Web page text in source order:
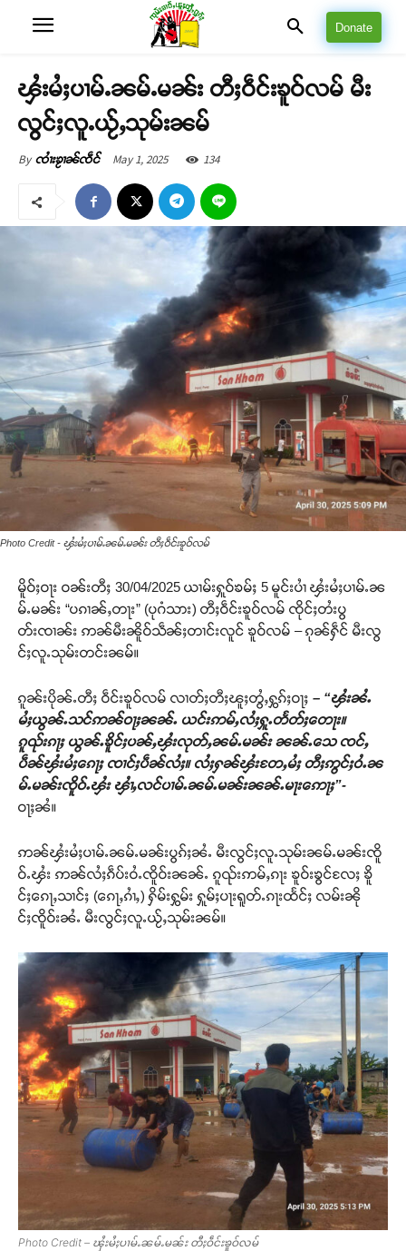
Donate
ၾႆးမႆႈပၢမ်ႉၼမ်ႉမၼ်း တီႈဝဵင်းၶူဝ်လမ် မီး
လွင်ႈလူႉယႂ်ႇသုမ်းၼမ်
By ၸၢႆးၶႂၢၼ်ၸဵင် May 1, 2025 134
Photo Credit - ၾႆးမႆႈပၢမ်ႉၼမ်ႉမၼ်း တီႈဝဵင်းၶူဝ်လမ်
မိူဝ်ႈဝႃး ဝၼ်းတီႈ 30/04/2025 ယၢမ်းႁူဝ်ၶမ်ႈ 5 မူင်းပၢႆ ၾႆးမႆႈပၢမ်ႉၼ
မ်ႉမၼ်း “ပၵၢၼ်ႇတႃး” (ပုဂံသား) တီႈဝဵင်းၶူဝ်လမ် ၸိုင်ႈတႆးပွ
တ်းၸၢၼ်း ဢၼ်မီးၼိူဝ်သဵၼ်ႈတၢင်းလူင် ၶူဝ်လမ် – ၵုၼ်ႁဵင် မီးလွ
င်ႈလူႉသုမ်းတင်းၼမ်။
ၵူၼ်းပိုၼ်ႉတီႈ ဝဵင်းၶူဝ်လမ် လၢတ်ႈတီႈၽူႈတွႆႇႁွၵ်ႈဝႃႈ – “ၾႆးၼႆႉ
မႆႈယွၼ်ႉသင်ဢၼ်ဝႃႈၼၼ်ႉ ယင်းဢမ်ႇလႆႈႁူႉတႅတ်ႈတေႃး။
ၵူၺ်းၵႃႈ ယွၼ်ႉၶိူင်ႈပၼ်ႇၾႆးလုတ်ႇၼမ်ႉမၼ်း ၼၼ်ႉသေ ၸင်ႇ
ပဵၼ်ၾႆးမႆႈၵေႃႈ ၸၢင်ႈပဵၼ်လႆႈ။ လႆႈႁၼ်ၾႆးတႄႇမႆႈ တီႈဢွင်ႈဝႆႉၼ
မ်ႉမၼ်းၸိူဝ်ႉၾႆး ၾၢႆႇလင်ပၢမ်ႉၼမ်ႉမၼ်းၼၼ်ႉမႃးဢေႃႈ”-
ဝႃႈၼႆ။
ဢၼ်ၾႆးမႆႈပၢမ်ႉၼမ်ႉမၼ်းပွၵ်ႈၼႆႉ မီးလွင်ႈလူႉသုမ်းၼမ်ႉမၼ်းၸိူ
ဝ်ႉၾႆး ဢၼ်လႆႈၵဵပ်းဝႆႉၸိူဝ်းၼၼ်ႉ ၵူၺ်းဢမ်ႇၵႃး ၶူဝ်းၶွင်လႄႈ ၶိူ
င်ႈၵေႃႇသၢင်ႈ (ၵေႃႇၵၢႆႇ) ႁိမ်းႁွမ်း ႁူမ်ႈပႃးရူတ်ႉၵႃးထႅင်ႈ လမ်းၼို
င်ႈၸိူဝ်းၼႆႉ မီးလွင်ႈလူႉယႂ်ႇသုမ်းၼမ်။
Photo Credit – ၾႆးမႆႈပၢမ်ႉၼမ်ႉမၼ်း တီႈဝဵင်းၶူဝ်လမ်